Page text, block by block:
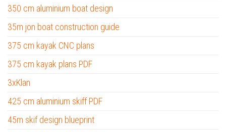
350 cm aluminium boat design
35m jon boat construction guide
375 cm kayak CNC plans
375 cm kayak plans PDF
3xKlan
425 cm aluminium skiff PDF
45m skif design blueprint